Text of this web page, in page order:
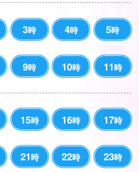
3時 4時 5時
9時 10時 11時
15時 16時 17時
21時 22時 23時